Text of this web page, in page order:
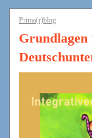
Prima(r)blog
Grundlagen